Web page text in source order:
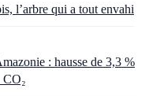
l’arbre qui a tout envahi
: hausse de 3,3 %
CO₂